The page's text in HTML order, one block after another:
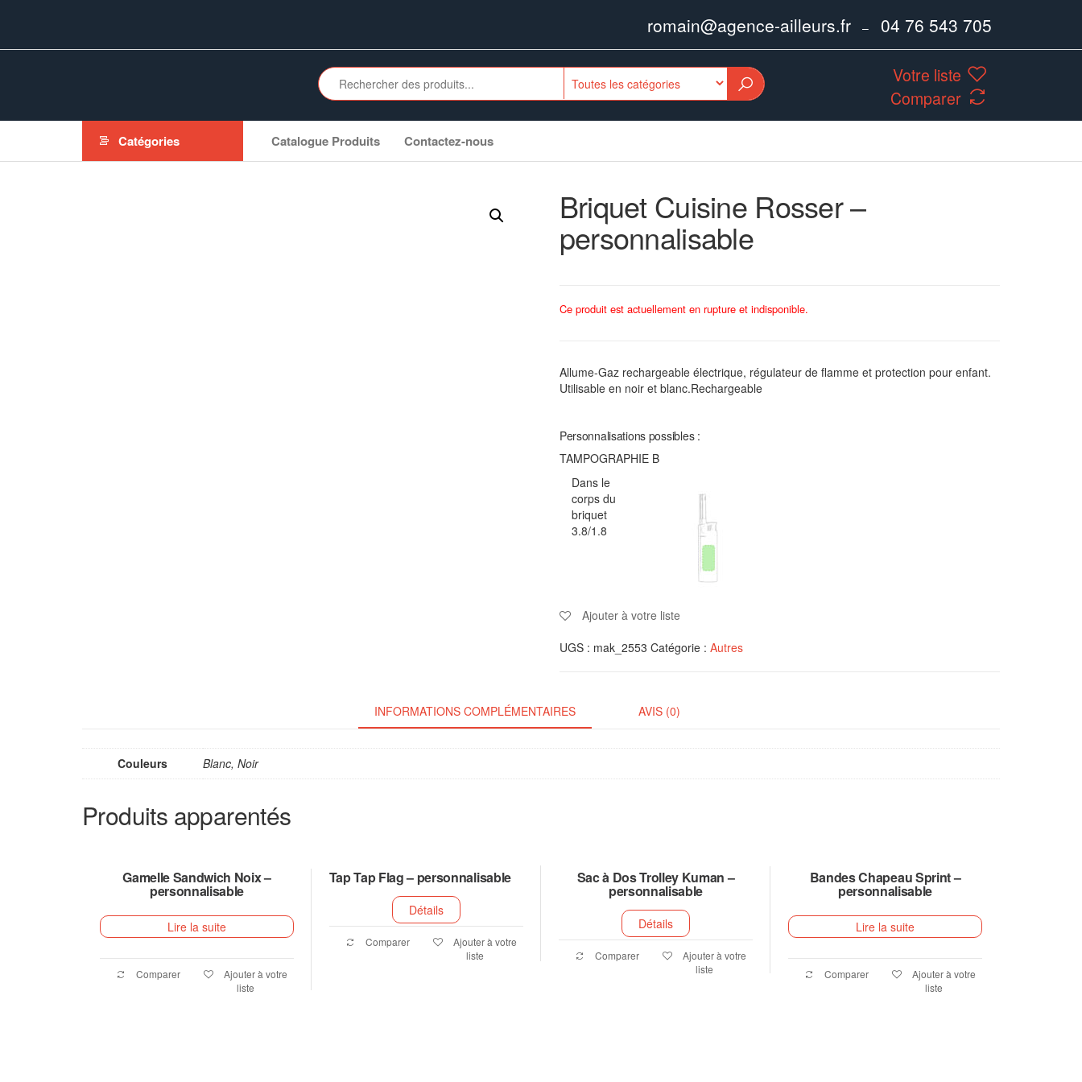
romain@agence-ailleurs.fr – 04 76 543 705
Votre liste
Comparer
Catégories Catalogue Produits Contactez-nous
Briquet Cuisine Rosser –
personnalisable
Ce produit est actuellement en rupture et indisponible.
Allume-Gaz rechargeable électrique, régulateur de flamme et protection pour enfant.
Utilisable en noir et blanc.Rechargeable
Personnalisations possibles :
TAMPOGRAPHIE B
Dans le
corps du
briquet
3.8/1.8
Ajouter à votre liste
UGS : mak_2553 Catégorie : Autres
INFORMATIONS COMPLÉMENTAIRES AVIS (0)
Couleurs Blanc, Noir
Produits apparentés
Gamelle Sandwich Noix –
personnalisable
Lire la suite
Comparer
Ajouter à votre
liste
Tap Tap Flag – personnalisable
Détails
Comparer
Ajouter à votre
liste
Sac à Dos Trolley Kuman –
personnalisable
Détails
Comparer
Ajouter à votre
liste
Bandes Chapeau Sprint –
personnalisable
Lire la suite
Comparer
Ajouter à votre
liste